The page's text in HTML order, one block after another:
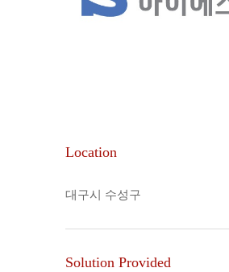
Location
대구시 수성구
Solution Provided